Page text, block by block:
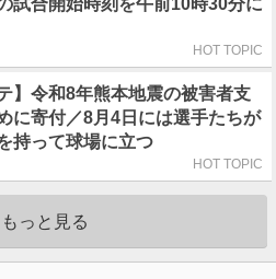
HOT TOPIC
】令和8年熊本地震の被害者支
に寄付／8月4日には選手たちが
持って球場に立つ
HOT TOPIC
もっと見る